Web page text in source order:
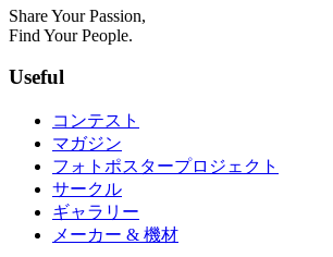
Share Your Passion,
Find Your People.
Useful
コンテスト
マガジン
フォトポスタープロジェクト
サークル
ギャラリー
メーカー & 機材